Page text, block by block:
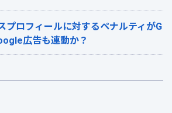
プロフィールに対するペナルティがG
広告も連動か？